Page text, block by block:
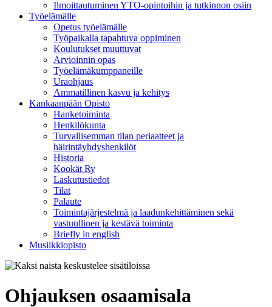
Ilmoittautuminen YTO-opintoihin ja tutkinnon osiin
Työelämälle
Opetus työelämälle
Työpaikalla tapahtuva oppiminen
Koulutukset muuttuvat
Arvioinnin opas
Työelämäkumppaneille
Uraohjaus
Ammatillinen kasvu ja kehitys
Kankaanpään Opisto
Hanketoiminta
Henkilökunta
Turvallisemman tilan periaatteet ja
häirintäyhdyshenkilöt
Historia
Kookät Ry
Laskutustiedot
Tilat
Palaute
Toimintajärjestelmä ja laadunkehittäminen sekä
vastuullinen ja kestävä toiminta
Briefly in english
Musiikkiopisto
Ohjauksen osaamisala